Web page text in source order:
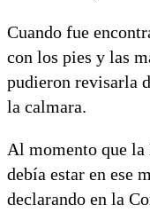
Cuando fue
con los pies y las
pudieron revisarla
la calmara.
Al momento que
debía estar en ese
declarando en la